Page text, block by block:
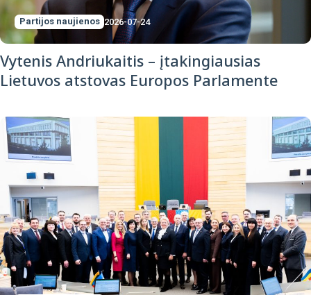
Partijos naujienos 2026-07-24
Vytenis Andriukaitis – įtakingiausias
Lietuvos atstovas Europos Parlamente